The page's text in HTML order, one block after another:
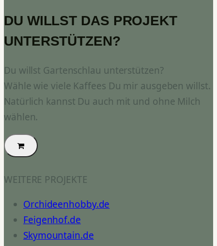
DU WILLST DAS PROJEKT
UNTERSTÜTZEN?
Du willst Gartenschlau unterstützen?
Wähle wie viele Kaffees Du mir ausgeben willst.
Natürlich kannst Du auch mit und ohne Milch
wählen.
WEITERE PROJEKTE
Orchideenhobby.de
Feigenhof.de
Skymountain.de